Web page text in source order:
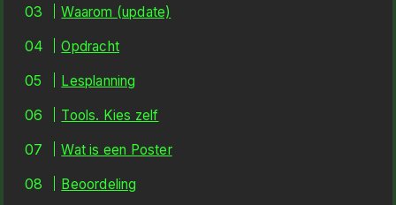
Waarom (update)
Opdracht
Lesplanning
Tools. Kies zelf
Wat is een Poster
Beoordeling